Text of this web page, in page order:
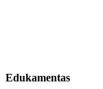
Edukamentas